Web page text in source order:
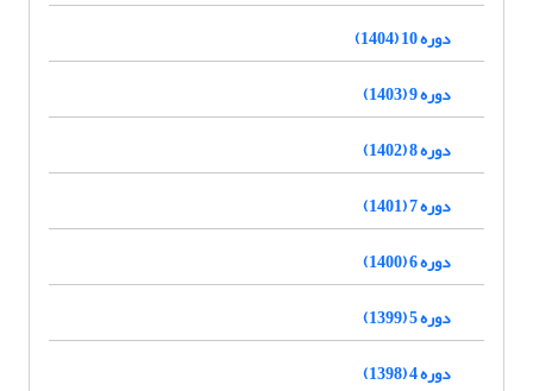
دوره 10 (1404)
دوره 9 (1403)
دوره 8 (1402)
دوره 7 (1401)
دوره 6 (1400)
دوره 5 (1399)
دوره 4 (1398)